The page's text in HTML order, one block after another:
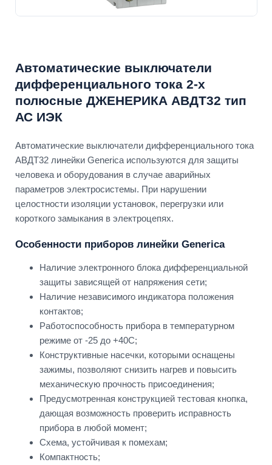
Автоматические выключатели
дифференциального тока 2-х
полюсные ДЖЕНЕРИКА АВДТ32 тип
АС ИЭК
Автоматические выключатели дифференциального тока
АВДТ32 линейки Generica используются для защиты
человека и оборудования в случае аварийных
параметров электросистемы. При нарушении
целостности изоляции установок, перегрузки или
короткого замыкания в электроцепях.
Особенности приборов линейки Generica
Наличие электронного блока дифференциальной
защиты зависящей от напряжения сети;
Наличие независимого индикатора положения
контактов;
Работоспособность прибора в температурном
режиме от -25 до +40С;
Конструктивные насечки, которыми оснащены
зажимы, позволяют снизить нагрев и повысить
механическую прочность присоединения;
Предусмотренная конструкцией тестовая кнопка,
дающая возможность проверить исправность
прибора в любой момент;
Схема, устойчивая к помехам;
Компактность;